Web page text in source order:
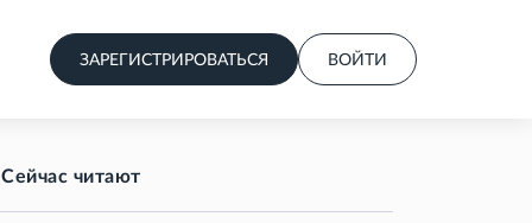
ЗАРЕГИСТРИРОВАТЬСЯ ВОЙТИ
Сейчас читают